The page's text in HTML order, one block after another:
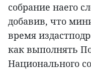
собрание наего
добавив, что
время
как выполнять
Национального